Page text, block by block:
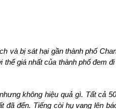
và bị sát hại gần thành phố
giá nhất của thành phố đem
không hiệu quả gì. Tất cả
đã đến. Tiếng còi hụ vang lên